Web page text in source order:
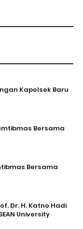
Kapolsek Baru
Bersama
Bersama
Dr. H. Katno Hadi
University